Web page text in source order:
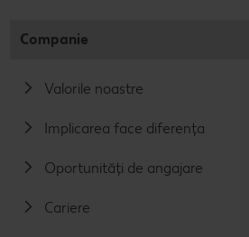
Companie
Valorile noastre
Implicarea face diferența
Oportunități de angajare
Cariere